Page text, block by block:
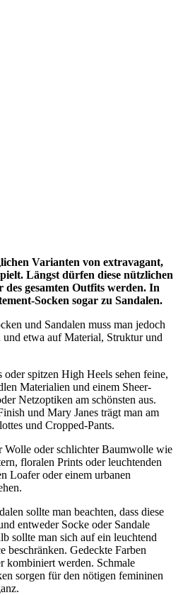
Varianten von extravagant,
Längst dürfen diese nützlichen
des gesamten Outfits werden. In
Socken sogar zu Sandalen.
und Sandalen muss man jedoch
etwa auf Material, Struktur und
spitzen High Heels sehen feine,
Materialien und einem Sheer-
Netzoptiken am schönsten aus.
und Mary Janes trägt man am
und Cropped-Pants.
Wolle oder schlichter Baumwolle wie
floralen Prints oder leuchtenden
Loafer oder einem urbanen
sollte man beachten, dass diese
entweder Socke oder Sandale
sollte man sich auf ein leuchtend
beschränken. Gedeckte Farben
kombiniert werden. Schmale
sorgen für den nötigen femininen